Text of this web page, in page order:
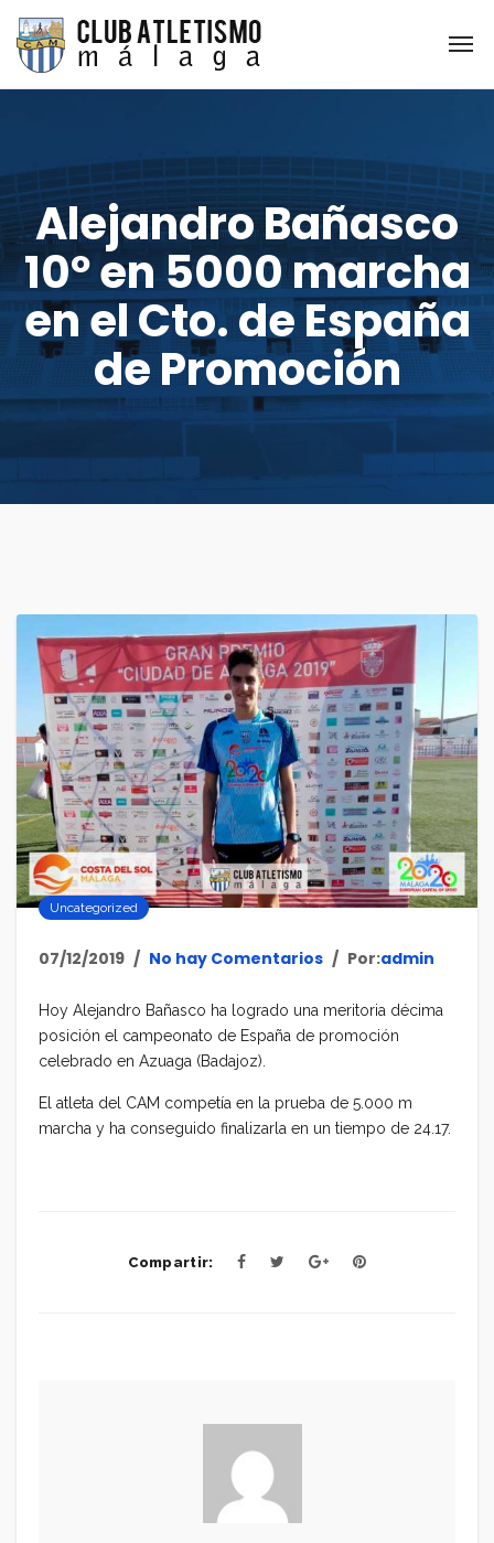
Alejandro Bañasco
10º en 5000 marcha
en el Cto. de España
de Promoción
Uncategorized
07/12/2019 No hay Comentarios Por:admin
Hoy Alejandro Bañasco ha logrado una meritoria décima
posición el campeonato de España de promoción
celebrado en Azuaga (Badajoz).
El atleta del CAM competía en la prueba de 5.000 m
marcha y ha conseguido finalizarla en un tiempo de 24.17.
Compartir: